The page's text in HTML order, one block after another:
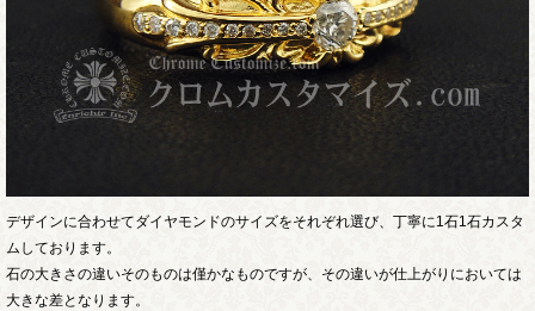
デザインに合わせてダイヤモンドのサイズをそれぞれ選び、丁寧に1石1石カスタ
ムしております。
石の大きさの違いそのものは僅かなものですが、その違いが仕上がりにおいては
大きな差となります。